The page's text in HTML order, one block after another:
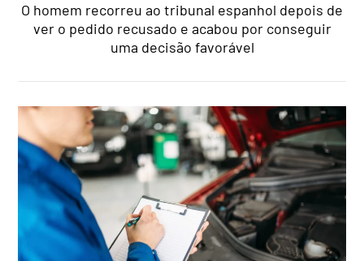
O homem recorreu ao tribunal espanhol depois de
ver o pedido recusado e acabou por conseguir
uma decisão favorável